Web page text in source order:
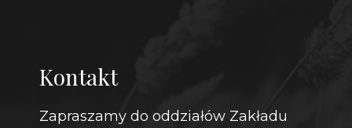
Kontakt
Zapraszamy do oddziałów Zakładu